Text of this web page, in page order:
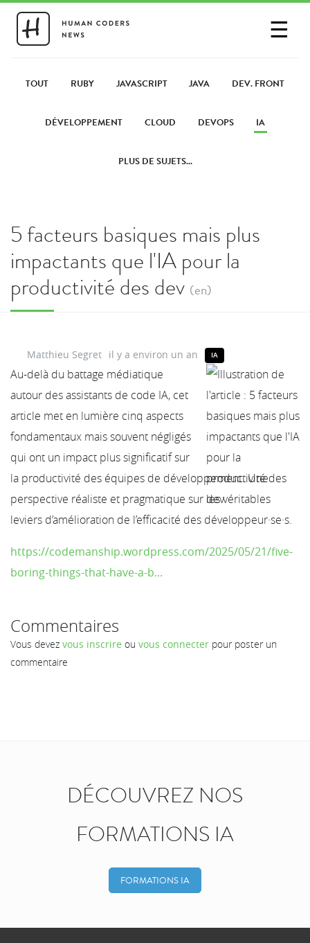
☰
PARTAGER UN LIEN
TOUT RUBY JAVASCRIPT JAVA DEV. FRONT
DÉVELOPPEMENT CLOUD DEVOPS IA
PLUS DE SUJETS...
5 facteurs basiques mais plus
impactants que l'IA pour la
productivité des dev (en)
Matthieu Segret il y a environ un an IA
Au-delà du battage médiatique
autour des assistants de code IA, cet
article met en lumière cinq aspects
fondamentaux mais souvent négligés
qui ont un impact plus significatif sur
la productivité des équipes de développement. Une
perspective réaliste et pragmatique sur les véritables
leviers d’amélioration de l’efficacité des développeur·se·s.
https://codemanship.wordpress.com/2025/05/21/five-
boring-things-that-have-a-b...
Commentaires
Vous devez vous inscrire ou vous connecter pour poster un
commentaire
DÉCOUVREZ NOS
FORMATIONS IA
FORMATIONS IA